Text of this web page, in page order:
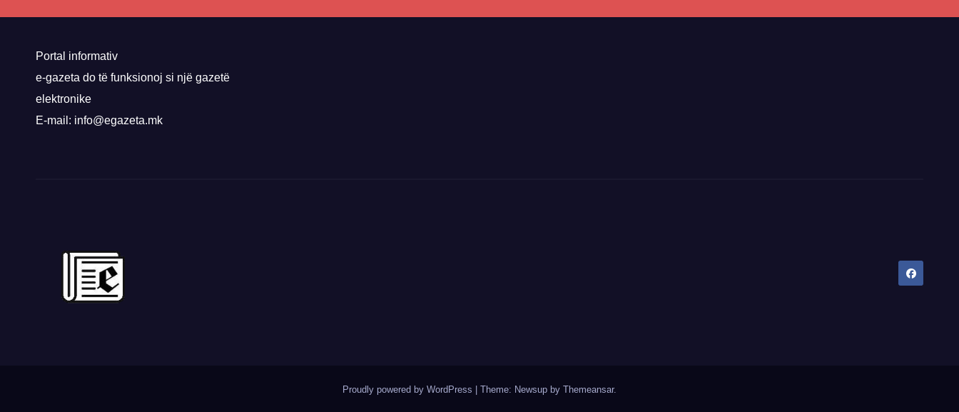
nis punimet për
paligjshëm të selisë
Portal informativ
e-gazeta do të funksionoj si një gazetë
elektronike
E-mail: info@egazeta.mk
Proudly powered by WordPress Theme: Newsup by Themeansar.